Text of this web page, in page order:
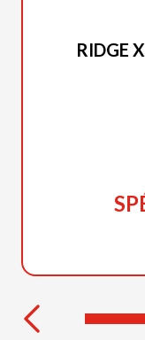
RIDGE